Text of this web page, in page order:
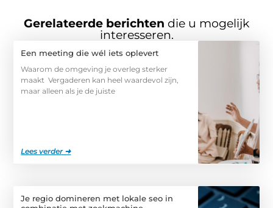
Gerelateerde berichten die u mogelijk
interesseren.
Een meeting die wél iets oplevert
Waarom de omgeving je overleg sterker
maakt Vergaderen kan heel waardevol zijn,
maar alleen als je de juiste
Lees verder ➜
Je regio domineren met lokale seo in